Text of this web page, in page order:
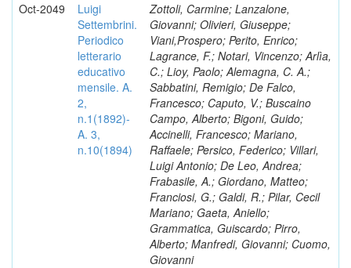
Oct-2049
Luigi
Settembrini.
Periodico
letterario
educativo
mensile. A.
2,
n.1(1892)-
A. 3,
n.10(1894)
Zottoli, Carmine; Lanzalone,
Giovanni; Olivieri, Giuseppe;
Viani,Prospero; Perito, Enrico;
Lagrance, F.; Notari, Vincenzo; Arlìa,
C.; Lioy, Paolo; Alemagna, C. A.;
Sabbatini, Remigio; De Falco,
Francesco; Caputo, V.; Buscaino
Campo, Alberto; Bigoni, Guido;
Accinelli, Francesco; Mariano,
Raffaele; Persico, Federico; Villari,
Luigi Antonio; De Leo, Andrea;
Frabasile, A.; Giordano, Matteo;
Franciosi, G.; Galdi, R.; Pilar, Cecil
Mariano; Gaeta, Aniello;
Grammatica, Guiscardo; Pirro,
Alberto; Manfredi, Giovanni; Cuomo,
Giovanni